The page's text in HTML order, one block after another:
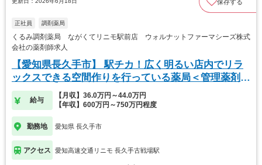
保存する
正社員 調剤薬局
くるみ調剤薬局 ながくてリニモ駅前店 ウォルナットファーマシーズ株式
会社の薬剤師求人
【愛知県長久手市】 駅チカ！広く明るい店内でリラ
ックスできる空間作りを行っている薬局＜管理薬剤師
＞
給与
【月収】36.0万円～44.0万円
【年収】600万円～750万円程度
勤務地 愛知県 長久手市
アクセス 愛知高速交通リニモ 長久手古戦場駅